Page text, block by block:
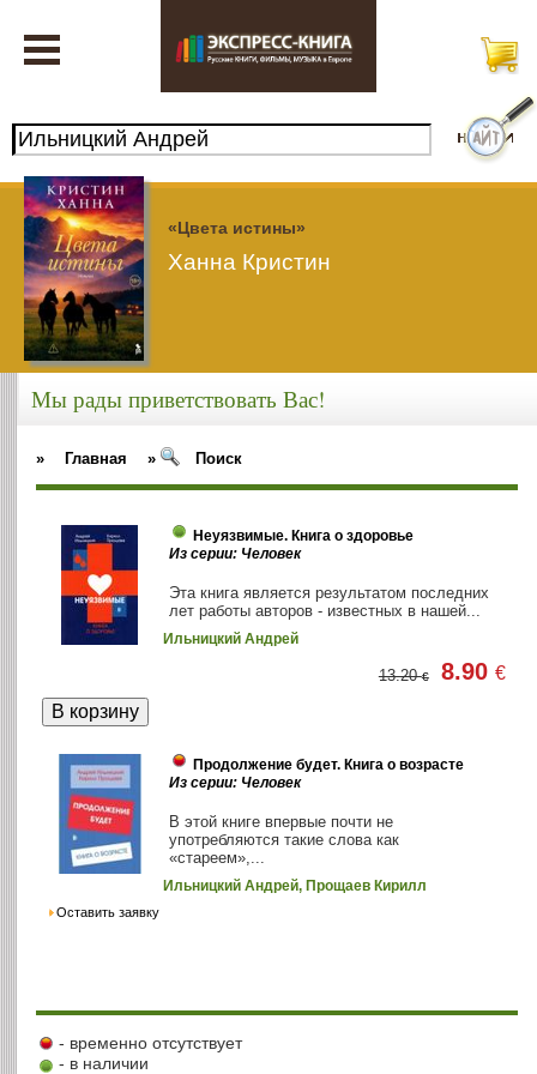
«Цвета истины»
Ханна Кристин
Мы рады приветствовать Вас!
» Главная » Поиск
Неуязвимые. Книга о здоровье
Из серии: Человек
Эта книга является результатом последних
лет работы авторов - известных в нашей...
Ильницкий Андрей
13.20€ 8.90€
Продолжение будет. Книга о возрасте
Из серии: Человек
В этой книге впервые почти не
употребляются такие слова как
«стареем»,...
Ильницкий Андрей, Прощаев Кирилл
Оставить заявку
- временно отсутствует
- в наличии